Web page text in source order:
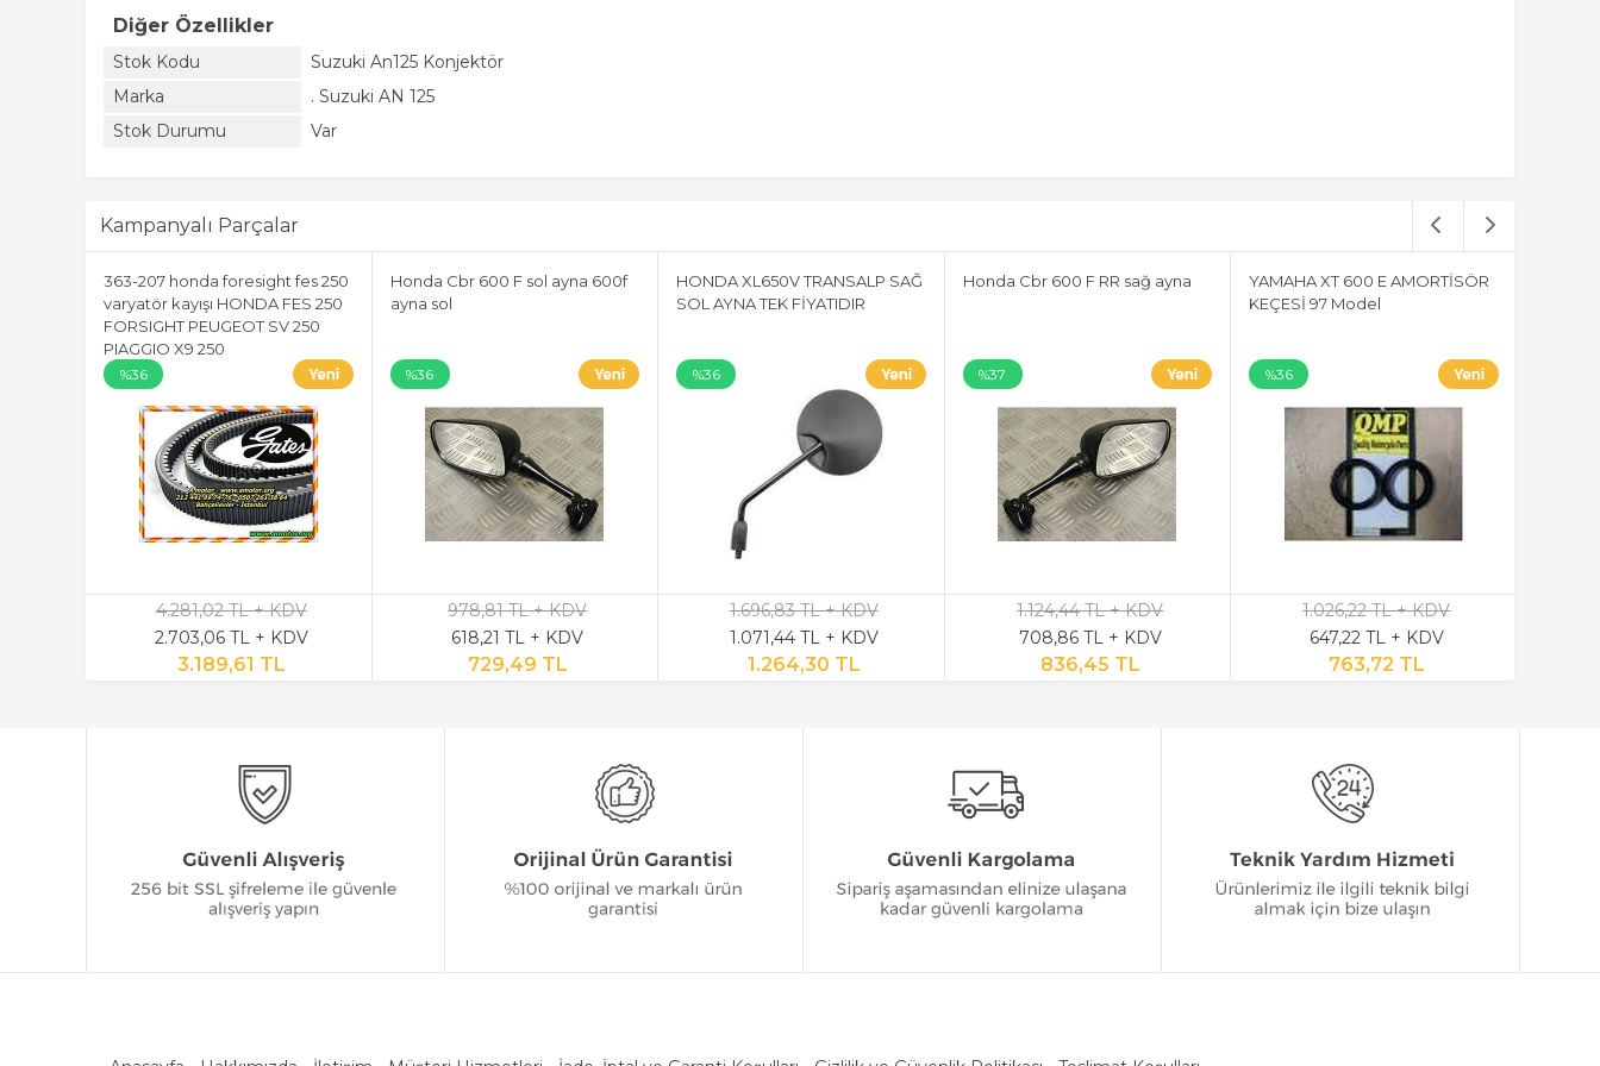
Diğer Özellikler
Stok Kodu
Suzuki An125 Konjektör
Marka
. Suzuki AN 125
Stok Durumu
Var
Kampanyalı Parçalar
363-207 honda foresight fes 250
varyatör kayışı HONDA FES 250
FORSIGHT PEUGEOT SV 250
PIAGGIO X9 250
%36
4.281,02 TL + KDV
2.703,06 TL + KDV
3.189,61 TL
Honda Cbr 600 F sol ayna 600f
ayna sol
%36
978,81 TL + KDV
618,21 TL + KDV
729,49 TL
HONDA XL650V TRANSALP SAĞ
SOL AYNA TEK FİYATIDIR
%36
1.696,83 TL + KDV
1.071,44 TL + KDV
1.264,30 TL
Honda Cbr 600 F RR sağ ayna
%37
1.124,44 TL + KDV
708,86 TL + KDV
836,45 TL
YAMAHA XT 600 E AMORTİSÖR
KEÇESİ 97 Model
%36
1.026,22 TL + KDV
647,22 TL + KDV
763,72 TL